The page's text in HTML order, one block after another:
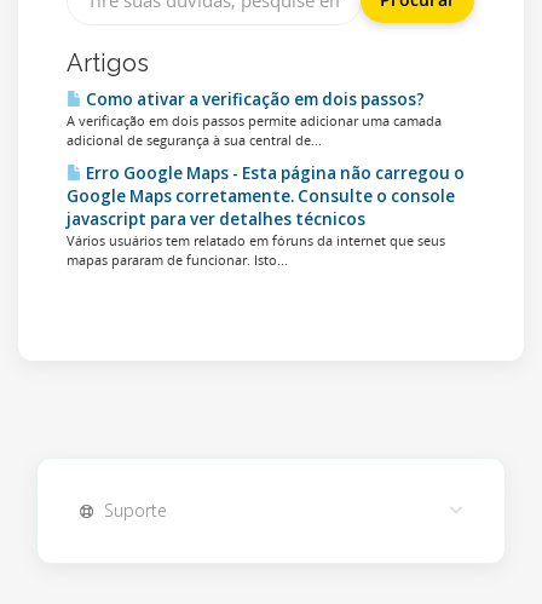
Artigos
Como ativar a verificação em dois passos?
A verificação em dois passos permite adicionar uma camada
adicional de segurança à sua central de...
Erro Google Maps - Esta página não carregou o
Google Maps corretamente. Consulte o console
javascript para ver detalhes técnicos
Vários usuários tem relatado em fóruns da internet que seus
mapas pararam de funcionar. Isto...
Suporte